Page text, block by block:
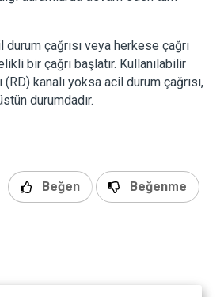
çağrısı veya herkese çağrı
bir çağrı başlatır. Kullanılabilir
kanalı yoksa acil durum çağrısı,
durumdadır.
Beğen Beğenme